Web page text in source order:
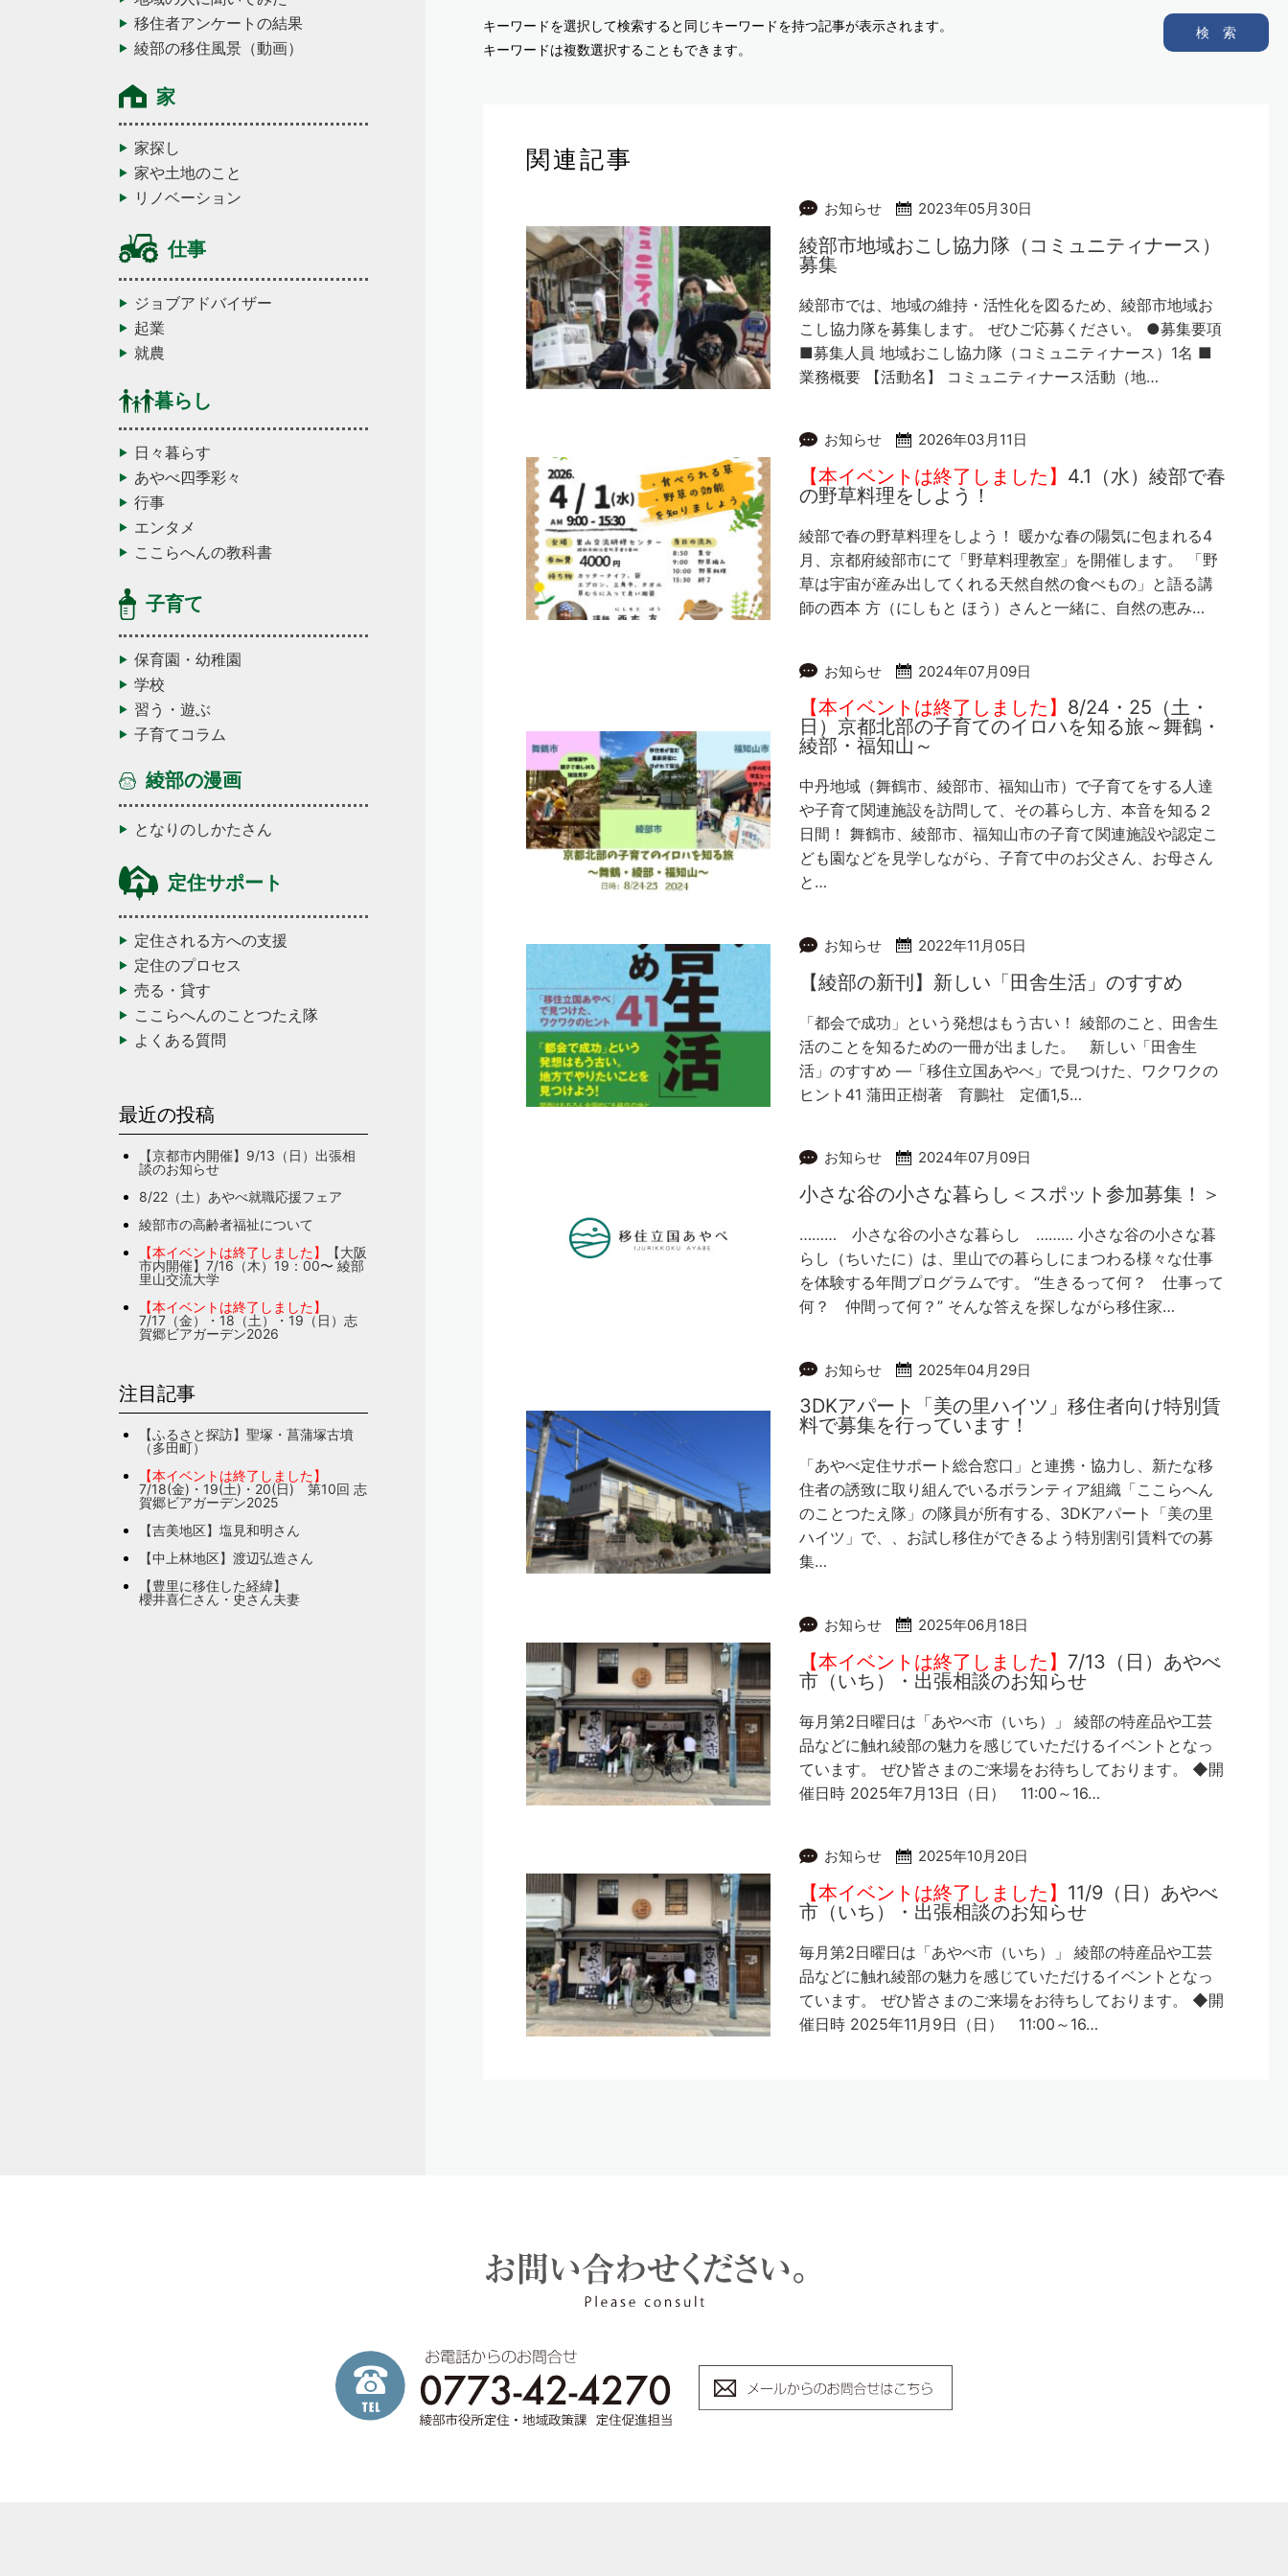
キーワードを選択して検索すると同じキーワードを持つ記事が表示されます。
キーワードは複数選択することもできます。
検 索
関連記事
お知らせ 2023年05月30日
綾部市地域おこし協力隊（コミュニティナース）
募集
綾部市では、地域の維持・活性化を図るため、綾部市地域お
こし協力隊を募集します。 ぜひご応募ください。 ●募集要項
■募集人員 地域おこし協力隊（コミュニティナース）1名 ■
業務概要 【活動名】 コミュニティナース活動（地…
お知らせ 2026年03月11日
【本イベントは終了しました】 4.1（水）綾部で春
の野草料理をしよう！
綾部で春の野草料理をしよう！ 暖かな春の陽気に包まれる4
月、京都府綾部市にて「野草料理教室」を開催します。 「野
草は宇宙が産み出してくれる天然自然の食べもの」と語る講
師の西本 方（にしもと ほう）さんと一緒に、自然の恵み…
お知らせ 2024年07月09日
【本イベントは終了しました】 8/24・25（土・
日）京都北部の子育てのイロハを知る旅～舞鶴・
綾部・福知山～
中丹地域（舞鶴市、綾部市、福知山市）で子育てをする人達
や子育て関連施設を訪問して、その暮らし方、本音を知る２
日間！ 舞鶴市、綾部市、福知山市の子育て関連施設や認定こ
ども園などを見学しながら、子育て中のお父さん、お母さん
と…
お知らせ 2022年11月05日
【綾部の新刊】新しい「田舎生活」のすすめ
「都会で成功」という発想はもう古い！ 綾部のこと、田舎生
活のことを知るための一冊が出ました。 新しい「田舎生
活」のすすめ ―「移住立国あやべ」で見つけた、ワクワクの
ヒント41 蒲田正樹著 育鵬社 定価1,5…
お知らせ 2024年07月09日
小さな谷の小さな暮らし＜スポット参加募集！＞
……… 小さな谷の小さな暮らし ……… 小さな谷の小さな暮
らし（ちいたに）は、里山での暮らしにまつわる様々な仕事
を体験する年間プログラムです。 “生きるって何？ 仕事って
何？ 仲間って何？” そんな答えを探しながら移住家…
お知らせ 2025年04月29日
3DKアパート「美の里ハイツ」移住者向け特別賃
料で募集を行っています！
「あやべ定住サポート総合窓口」と連携・協力し、新たな移
住者の誘致に取り組んでいるボランティア組織「ここらへん
のことつたえ隊」の隊員が所有する、3DKアパート「美の里
ハイツ」で、、お試し移住ができるよう特別割引賃料での募
集…
お知らせ 2025年06月18日
【本イベントは終了しました】 7/13（日）あやべ
市（いち）・出張相談のお知らせ
毎月第2日曜日は「あやべ市（いち）」 綾部の特産品や工芸
品などに触れ綾部の魅力を感じていただけるイベントとなっ
ています。 ぜひ皆さまのご来場をお待ちしております。 ◆開
催日時 2025年7月13日（日） 11:00～16…
お知らせ 2025年10月20日
【本イベントは終了しました】 11/9（日）あやべ
市（いち）・出張相談のお知らせ
毎月第2日曜日は「あやべ市（いち）」 綾部の特産品や工芸
品などに触れ綾部の魅力を感じていただけるイベントとなっ
ています。 ぜひ皆さまのご来場をお待ちしております。 ◆開
催日時 2025年11月9日（日） 11:00～16…
移住者アンケートの結果
綾部の移住風景（動画）
家
家探し
家や土地のこと
リノベーション
仕事
ジョブアドバイザー
起業
就農
暮らし
日々暮らす
あやべ四季彩々
行事
エンタメ
ここらへんの教科書
子育て
保育園・幼稚園
学校
習う・遊ぶ
子育てコラム
綾部の漫画
となりのしかたさん
定住サポート
定住される方への支援
定住のプロセス
売る・貸す
ここらへんのことつたえ隊
よくある質問
最近の投稿
【京都市内開催】9/13（日）出張相
談のお知らせ
8/22（土）あやべ就職応援フェア
綾部市の高齢者福祉について
【本イベントは終了しました】
【大阪
市内開催】7/16（木）19：00〜 綾部
里山交流大学
【本イベントは終了しました】
7/17（金）・18（土）・19（日）志
賀郷ビアガーデン2026
注目記事
【ふるさと探訪】聖塚・菖蒲塚古墳
（多田町）
【本イベントは終了しました】
7/18(金)・19(土)・20(日) 第10回 志
賀郷ビアガーデン2025
【吉美地区】塩見和明さん
【中上林地区】渡辺弘造さん
【豊里に移住した経緯】
櫻井喜仁さん・史さん夫妻